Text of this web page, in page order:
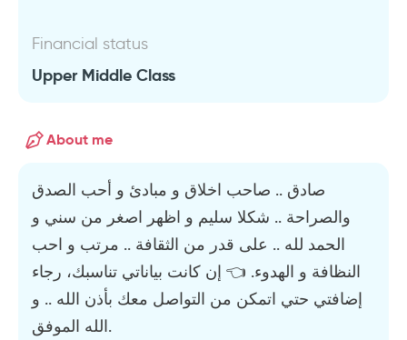
Financial status
Upper Middle Class
About me
صادق .. صاحب اخلاق و مبادئ و أحب الصدق
والصراحة .. شكلا سليم و اظهر اصغر من سني و
الحمد لله .. على قدر من الثقافة .. مرتب و احب
النظافة و الهدوء. 👈 إن كانت بياناتي تناسبك، رجاء
إضافتي حتي اتمكن من التواصل معك بأذن الله .. و
الله الموفق.